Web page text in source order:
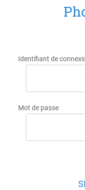
Identifiant de
Mot de passe